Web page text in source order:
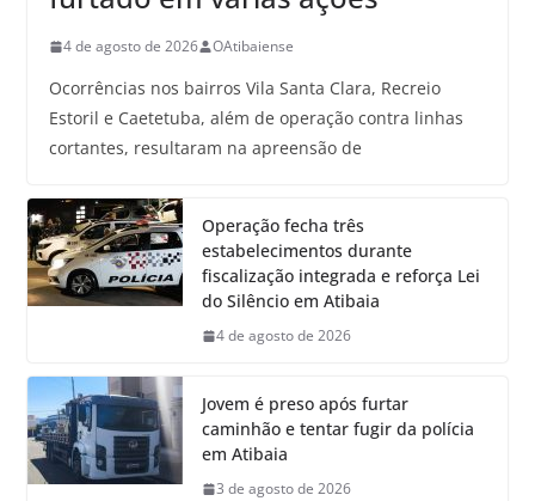
4 de agosto de 2026 OAtibaiense
Ocorrências nos bairros Vila Santa Clara, Recreio
Estoril e Caetetuba, além de operação contra linhas
cortantes, resultaram na apreensão de
Operação fecha três
estabelecimentos durante
fiscalização integrada e reforça Lei
do Silêncio em Atibaia
4 de agosto de 2026
Jovem é preso após furtar
caminhão e tentar fugir da polícia
em Atibaia
3 de agosto de 2026